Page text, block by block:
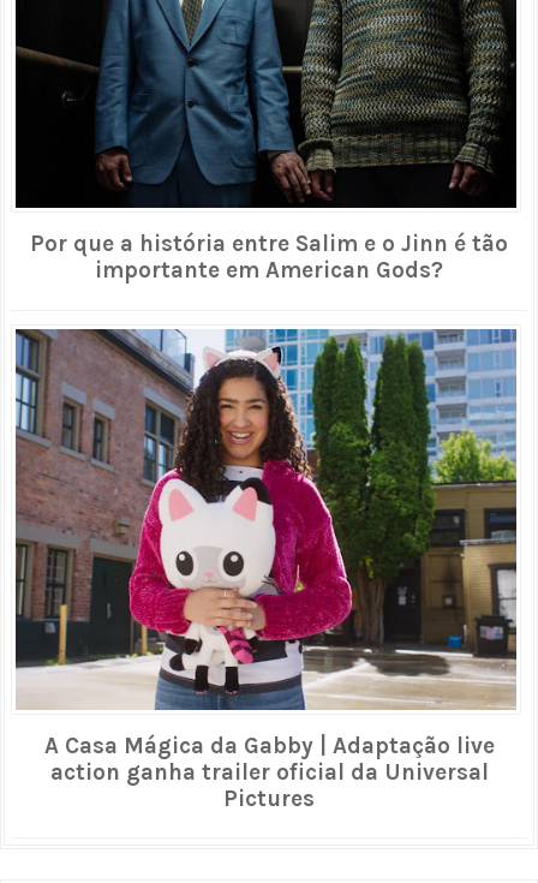
Por que a história entre Salim e o Jinn é tão
importante em American Gods?
A Casa Mágica da Gabby | Adaptação live
action ganha trailer oficial da Universal
Pictures